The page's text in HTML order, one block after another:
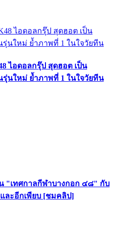
ไอดอลกรุ๊ป สุดฮอต เป็น
รุ่นใหม่ ย้ำภาพที่ 1 ในใจวัยทีน
"เทศกาลกีฬาบางกอก ๔๘" กับ
ละอีกเพียบ [ชมคลิป]